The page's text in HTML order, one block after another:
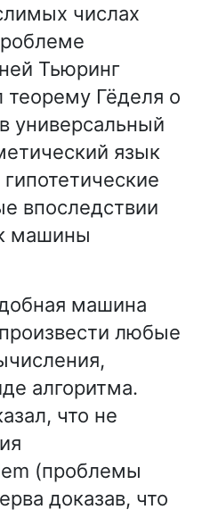
числах
Тьюринг
Гёделя о
универсальный
язык
впоследствии
машины
машина
любые
алгоритма.
что не
(проблемы
доказав, что